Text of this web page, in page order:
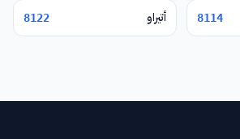
8114 أتيراو 8122